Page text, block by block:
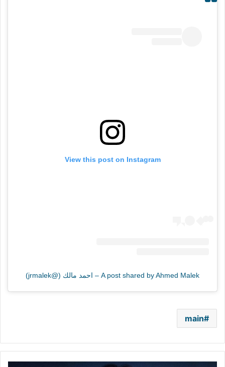
View this post on Instagram
A post shared by Ahmed Malek – احمد مالك (@jrmalek)
main